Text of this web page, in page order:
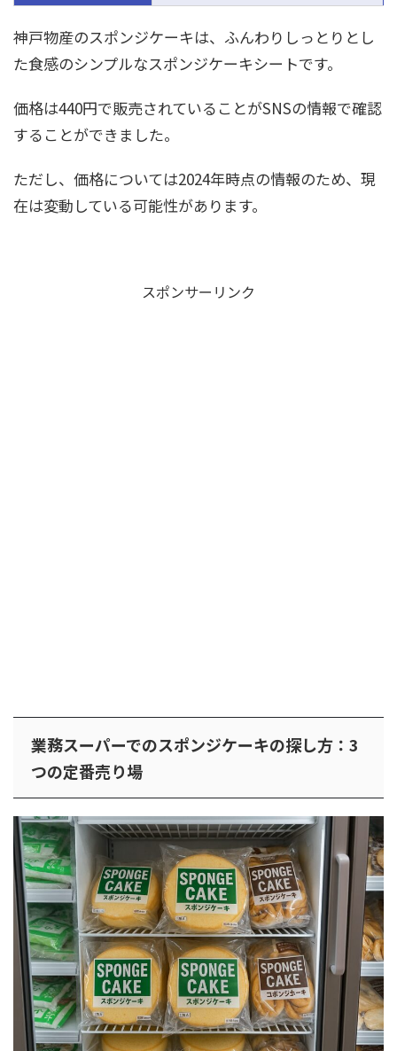
神戸物産のスポンジケーキは、ふんわりしっとりとし
た食感のシンプルなスポンジケーキシートです。
価格は440円で販売されていることがSNSの情報で確認
することができました。
ただし、価格については2024年時点の情報のため、現
在は変動している可能性があります。
スポンサーリンク
業務スーパーでのスポンジケーキの探し方：3
つの定番売り場